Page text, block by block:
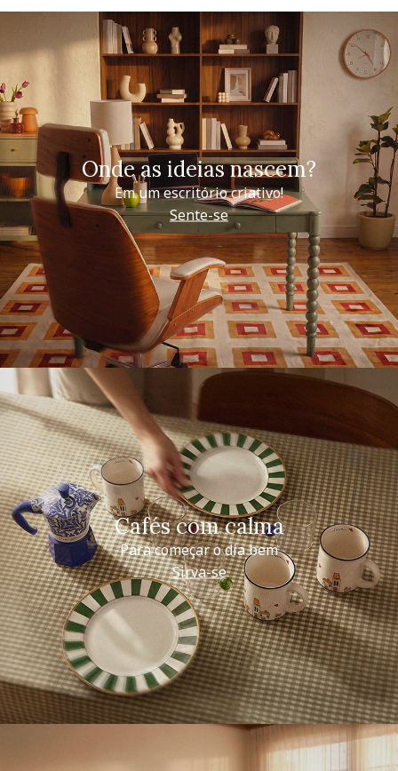
Onde as ideias nascem?
Em um escritório criativo!
Sente-se
Cafés com calma
Para começar o dia bem
Sirva-se